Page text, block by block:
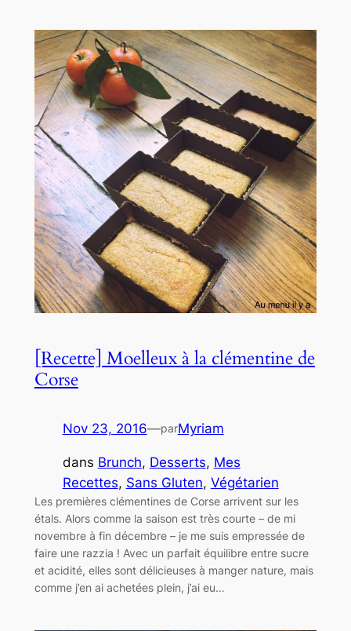
[Recette] Moelleux à la clémentine de
Corse
Nov 23, 2016—parMyriam
dans Brunch, Desserts, Mes
Recettes, Sans Gluten, Végétarien
Les premières clémentines de Corse arrivent sur les
étals. Alors comme la saison est très courte – de mi
novembre à fin décembre – je me suis empressée de
faire une razzia ! Avec un parfait équilibre entre sucre
et acidité, elles sont délicieuses à manger nature, mais
comme j’en ai achetées plein, j’ai eu…